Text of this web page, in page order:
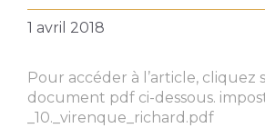
1 avril 2018
Pour accéder à l’article, cliquez
document pdf ci-dessous.
_10._virenque_richard.pdf